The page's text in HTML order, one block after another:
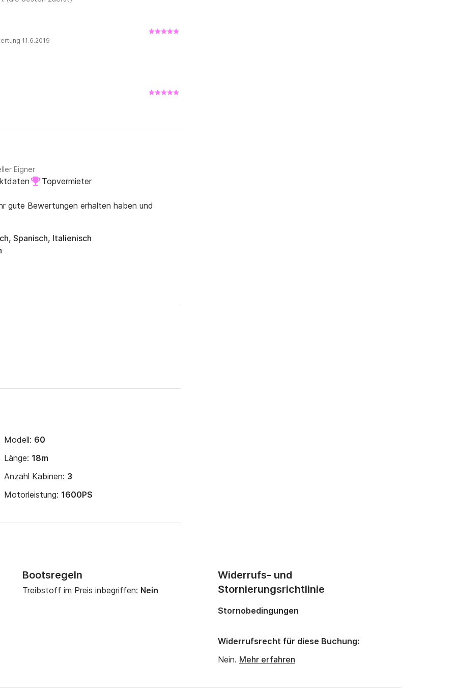
11.6.2019
Eigner
Topvermieter
gute Bewertungen erhalten haben und
Spanisch, Italienisch
Modell: 60
Länge: 18m
Anzahl Kabinen: 3
Motorleistung: 1600PS
Bootsregeln
Treibstoff im Preis inbegriffen: Nein
Widerrufs- und
Stornierungsrichtlinie
Stornobedingungen
Widerrufsrecht für diese Buchung:
Nein. Mehr erfahren